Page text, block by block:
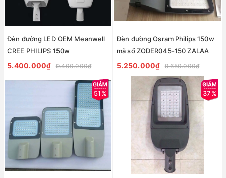
Đèn đường LED OEM Meanwell
CREE PHILIPS 150w
5.400.000₫ 9.400.000₫
Đèn đường Osram Philips 150w
mã số ZODER045-150 ZALAA
5.250.000₫ 9.650.000₫
51% 37%